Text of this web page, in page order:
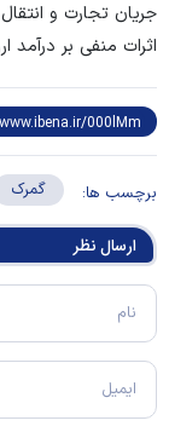
جریان تجارت و
اثرات منفی بر درآمد
برچسب ها: گمرک
ارسال‌ نظر